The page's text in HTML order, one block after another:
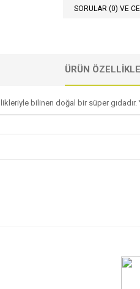
SORULAR (0) VE
ÜRÜN
bilinen doğal bir süper